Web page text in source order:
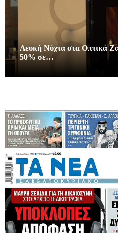
Λευκή Νύχτα στα Οπτικά
50% σε…